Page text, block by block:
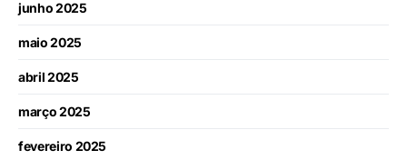
junho 2025
maio 2025
abril 2025
março 2025
fevereiro 2025